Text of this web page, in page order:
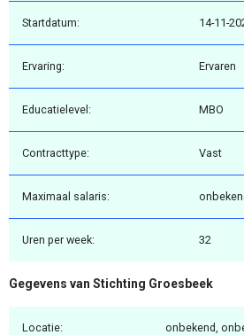
Startdatum: 14-11-
Ervaring: Ervaren
Educatielevel: MBO
Contracttype: Vast
Maximaal salaris:
Uren per week: 32
Gegevens van Stichting Groesbeek
Locatie: onbekend,